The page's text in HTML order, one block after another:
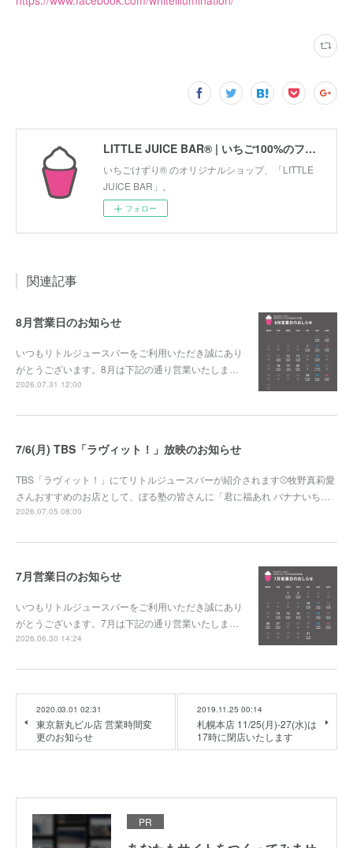
LITTLE JUICE BAR® | いちご100%のフローズンデザート「いちごけずり」のオリジナルショップ
いちごけずり® のオリジナルショップ、「LITTLE
JUICE BAR」。
フォロー
関連記事
8月営業日のお知らせ
いつもリトルジュースバーをご利用いただき誠にあり
がとうございます。8月は下記の通り営業いたしま…
2026.07.31 12:00
7/6(月) TBS「ラヴィット！」放映のお知らせ
TBS「ラヴィット！」にてリトルジュースバーが紹介されます⚾牧野真莉愛
さんおすすめのお店として、ぼる塾の皆さんに「君に福あれ バナナいち…
2026.07.05 08:00
7月営業日のお知らせ
いつもリトルジュースバーをご利用いただき誠にあり
がとうございます。7月は下記の通り営業いたしま…
2026.06.30 14:24
2020.03.01 02:31
東京新丸ビル店 営業時間変
更のお知らせ
2019.11.25 00:14
札幌本店 11/25(月)-27(水)は
17時に閉店いたします
PR